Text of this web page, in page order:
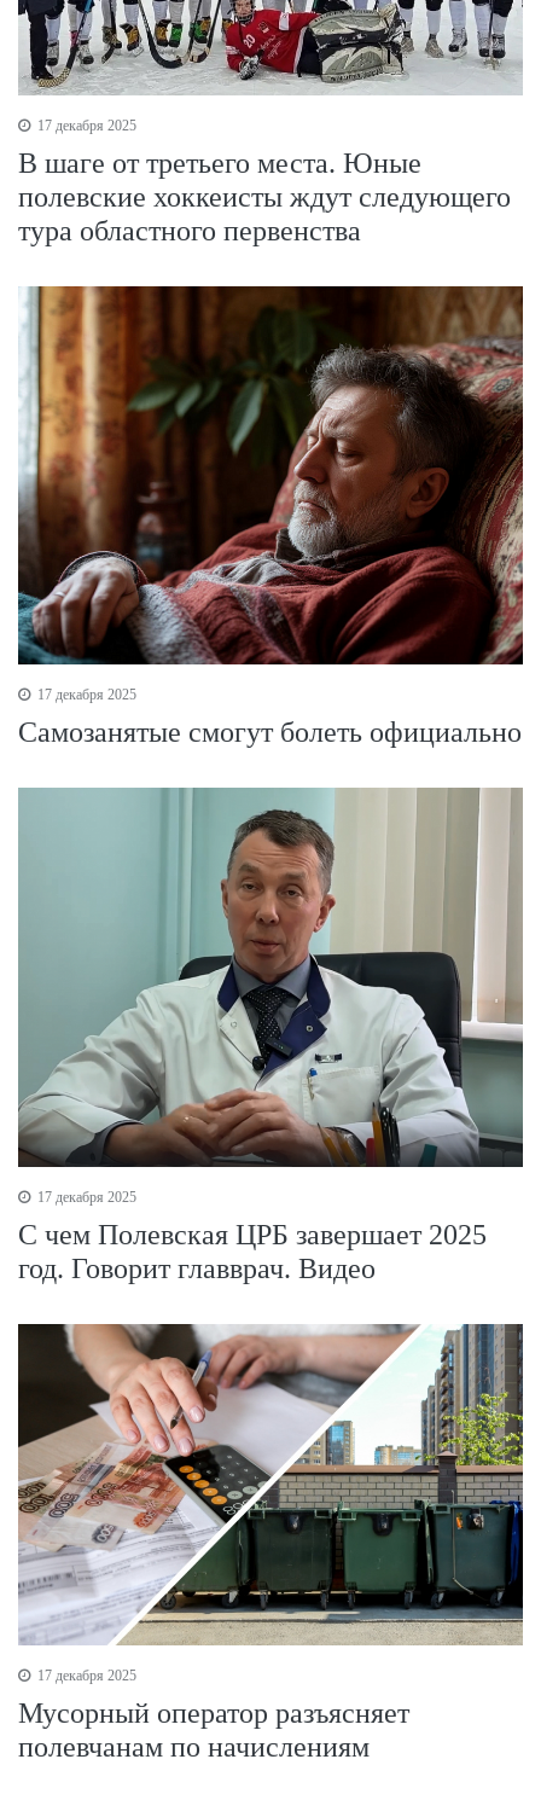
17 декабря 2025
В шаге от третьего места. Юные
полевские хоккеисты ждут следующего
тура областного первенства
17 декабря 2025
Самозанятые смогут болеть официально
17 декабря 2025
С чем Полевская ЦРБ завершает 2025
год. Говорит главврач. Видео
17 декабря 2025
Мусорный оператор разъясняет
полевчанам по начислениям